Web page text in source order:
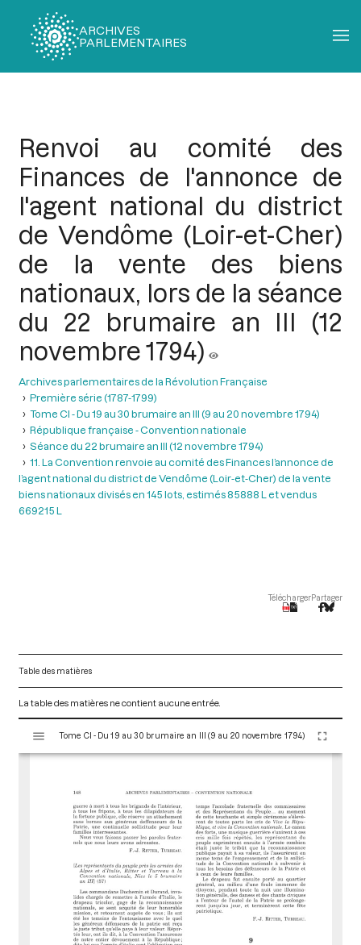
ARCHIVES
PARLEMENTAIRES
Renvoi au comité des
Finances de l'annonce de
l'agent national du district
de Vendôme (Loir-et-Cher)
de la vente des biens
nationaux, lors de la séance
du 22 brumaire an III (12
novembre 1794)
Archives parlementaires de la Révolution Française
Première série (1787-1799)
Tome CI - Du 19 au 30 brumaire an III (9 au 20 novembre 1794)
République française - Convention nationale
Séance du 22 brumaire an III (12 novembre 1794)
11. La Convention renvoie au comité des Finances l’annonce de
l’agent national du district de Vendôme (Loir-et-Cher) de la vente
biens nationaux divisés en 145 lots, estimés 85888 L et vendus
669215 L
TéléchargerPartager
Table des matières
La table des matières ne contient aucune entrée.
s
Tome CI - Du 19 au 30 brumaire an III (9 au 20 novembre 1794)